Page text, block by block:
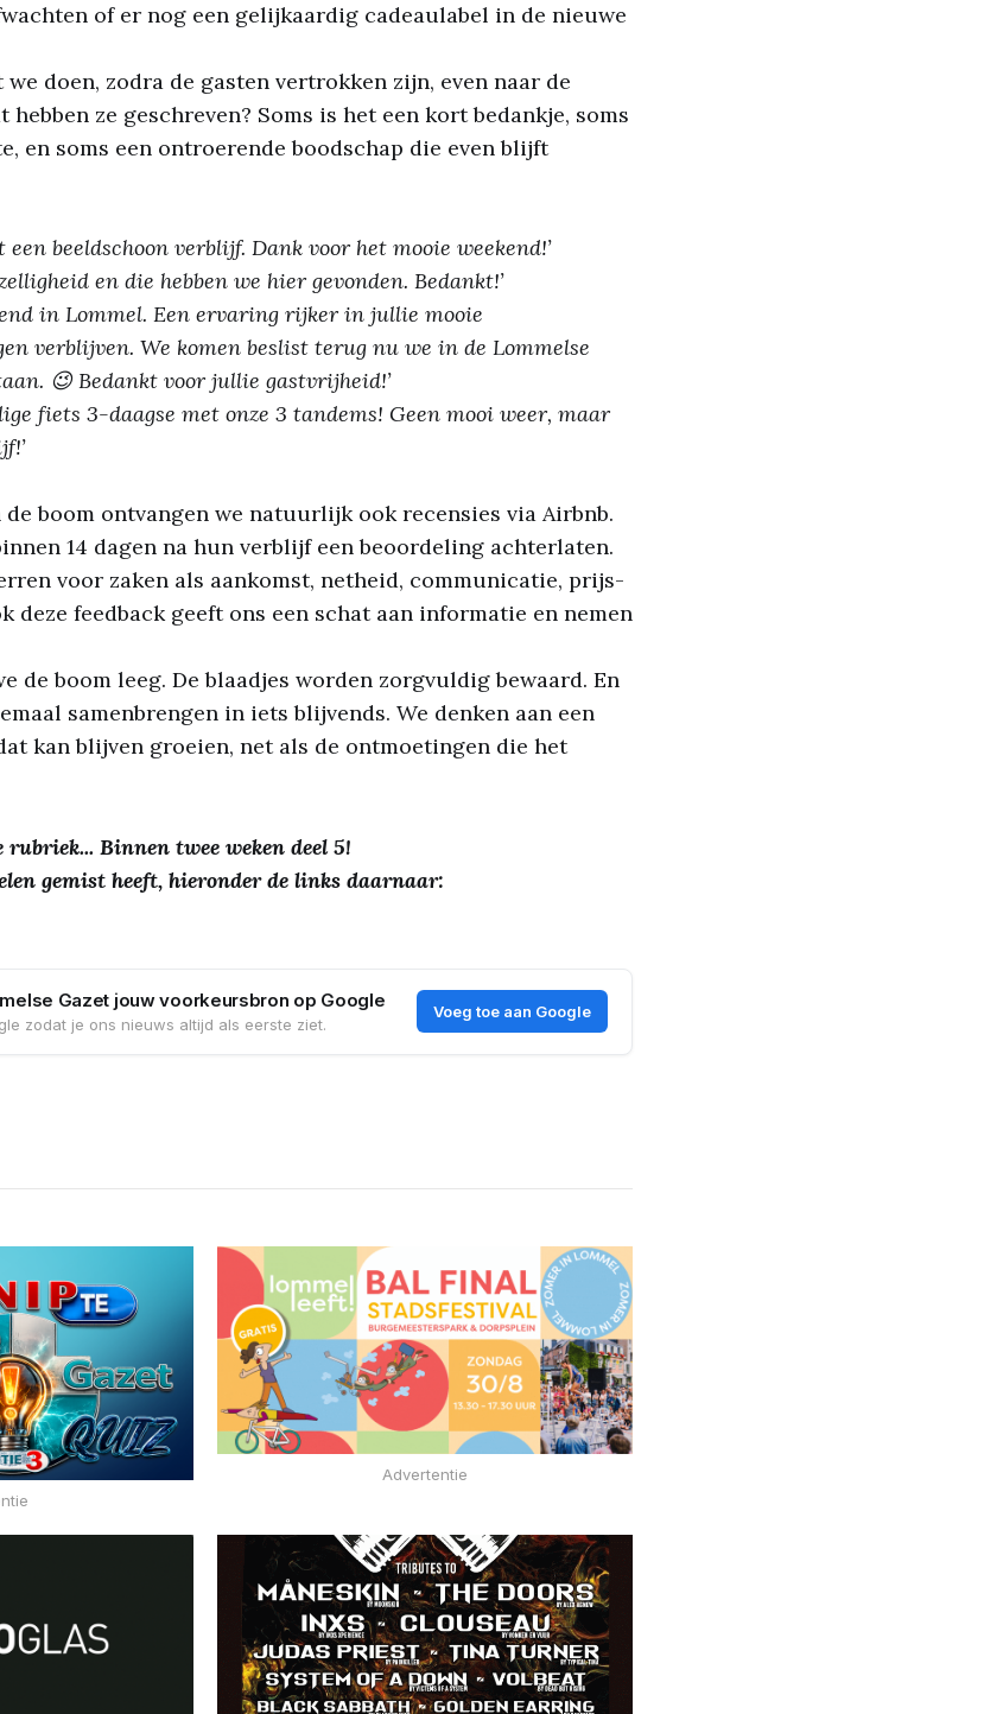
of er nog een gelijkaardig cadeaulabel in de nieuwe
doen, zodra de gasten vertrokken zijn, even naar de
hebben ze geschreven? Soms is het een kort bedankje, soms
en soms een ontroerende boodschap die even blijft
een beeldschoon verblijf. Dank voor het mooie weekend!’
en die hebben we hier gevonden. Bedankt!’
in Lommel. Een ervaring rijker in jullie mooie
verblijven. We komen beslist terug nu we in de Lommelse
😉 Bedankt voor jullie gastvrijheid!’
fiets 3-daagse met onze 3 tandems! Geen mooi weer, maar
de boom ontvangen we natuurlijk ook recensies via Airbnb.
14 dagen na hun verblijf een beoordeling achterlaten.
voor zaken als aankomst, netheid, communicatie, prijs-
deze feedback geeft ons een schat aan informatie en nemen
de boom leeg. De blaadjes worden zorgvuldig bewaard. En
samenbrengen in iets blijvends. We denken aan een
kan blijven groeien, net als de ontmoetingen die het
Binnen twee weken deel 5!
gemist heeft, hieronder de links daarnaar:
Gazet jouw voorkeursbron op Google
zodat je ons nieuws altijd als eerste ziet.
Voeg toe aan Google
Advertentie